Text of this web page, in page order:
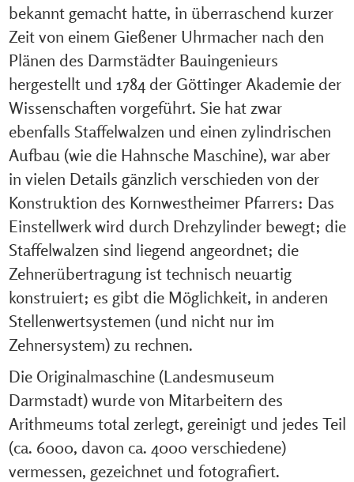
bekannt gemacht hatte, in überraschend kurzer
Zeit von einem Gießener Uhrmacher nach den
Plänen des Darmstädter Bauingenieurs
hergestellt und 1784 der Göttinger Akademie der
Wissenschaften vorgeführt. Sie hat zwar
ebenfalls Staffelwalzen und einen zylindrischen
Aufbau (wie die Hahnsche Maschine), war aber
in vielen Details gänzlich verschieden von der
Konstruktion des Kornwestheimer Pfarrers: Das
Einstellwerk wird durch Drehzylinder bewegt; die
Staffelwalzen sind liegend angeordnet; die
Zehnerübertragung ist technisch neuartig
konstruiert; es gibt die Möglichkeit, in anderen
Stellenwertsystemen (und nicht nur im
Zehnersystem) zu rechnen.
Die Originalmaschine (Landesmuseum
Darmstadt) wurde von Mitarbeitern des
Arithmeums total zerlegt, gereinigt und jedes Teil
(ca. 6000, davon ca. 4000 verschiedene)
vermessen, gezeichnet und fotografiert.